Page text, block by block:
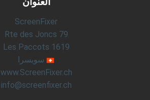
ScreenFixer
Rte des Joncs 79
1619 Les Paccots
سويسرا
www.ScreenFixer.ch
info@screenfixer.ch